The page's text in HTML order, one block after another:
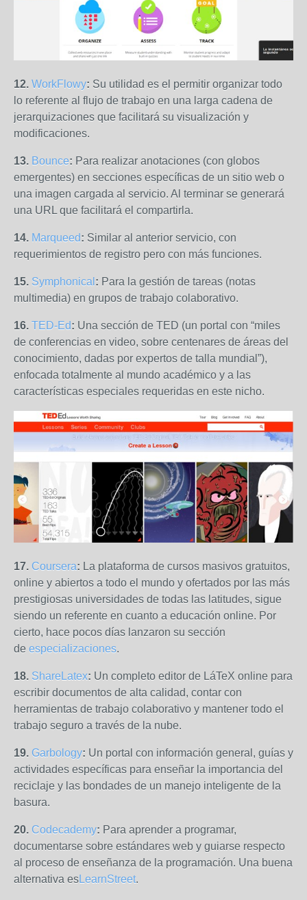
12. WorkFlowy: Su utilidad es el permitir organizar todo
lo referente al flujo de trabajo en una larga cadena de
jerarquizaciones que facilitará su visualización y
modificaciones.
13. Bounce: Para realizar anotaciones (con globos
emergentes) en secciones específicas de un sitio web o
una imagen cargada al servicio. Al terminar se generará
una URL que facilitará el compartirla.
14. Marqueed: Similar al anterior servicio, con
requerimientos de registro pero con más funciones.
15. Symphonical : Para la gestión de tareas (notas
multimedia) en grupos de trabajo colaborativo.
16. TED-Ed: Una sección de TED (un portal con “miles
de conferencias en video, sobre centenares de áreas del
conocimiento, dadas por expertos de talla mundial”),
enfocada totalmente al mundo académico y a las
características especiales requeridas en este nicho.
17. Coursera: La plataforma de cursos masivos gratuitos,
online y abiertos a todo el mundo y ofertados por las más
prestigiosas universidades de todas las latitudes, sigue
siendo un referente en cuanto a educación online. Por
cierto, hace pocos días lanzaron su sección
de especializaciones.
18. ShareLatex: Un completo editor de LáTeX online para
escribir documentos de alta calidad, contar con
herramientas de trabajo colaborativo y mantener todo el
trabajo seguro a través de la nube.
19. Garbology: Un portal con información general, guías y
actividades específicas para enseñar la importancia del
reciclaje y las bondades de un manejo inteligente de la
basura.
20. Codecademy: Para aprender a programar,
documentarse sobre estándares web y guiarse respecto
al proceso de enseñanza de la programación. Una buena
alternativa esLearnStreet.